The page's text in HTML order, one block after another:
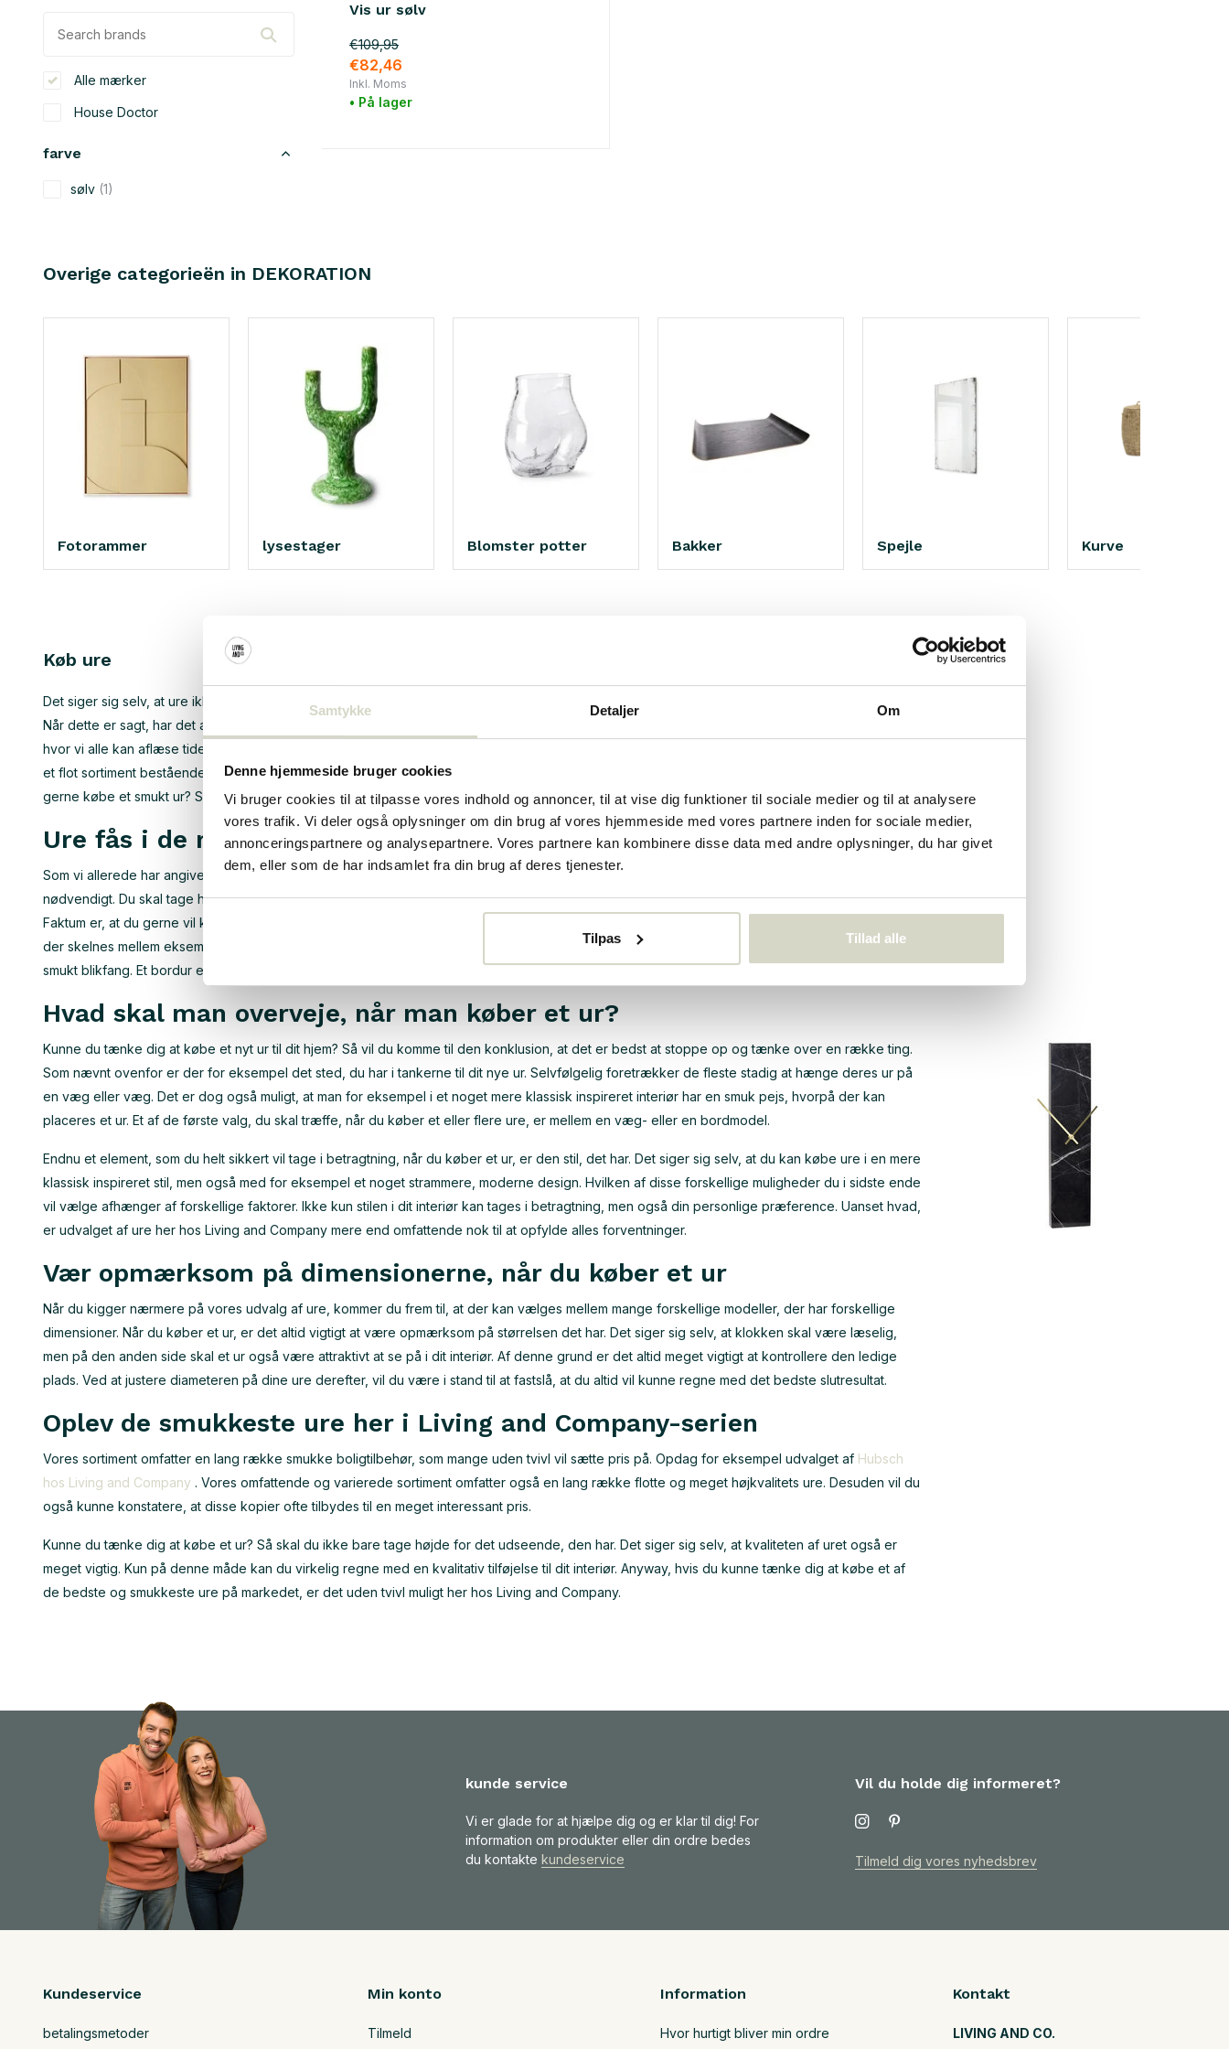
Samtykke Detaljer Om
Denne hjemmeside bruger cookies
Vi bruger cookies til at tilpasse vores indhold og annoncer, til at vise dig funktioner til sociale medier og til at analysere
vores trafik. Vi deler også oplysninger om din brug af vores hjemmeside med vores partnere inden for sociale medier,
annonceringspartnere og analysepartnere. Vores partnere kan kombinere disse data med andre oplysninger, du har givet
dem, eller som de har indsamlet fra din brug af deres tjenester.
Tilpas Tillad alle
Alle mærker
House Doctor
farve
sølv (1)
messing
Vis ur sølv
€109,95
€82,46
Inkl. Moms
• På lager
Overige categorieën in DEKORATION
Fotorammer lysestager Blomster potter Bakker Spejle Kurve
Køb ure
Det siger sig selv, at ure ikke længere kan ignoreres i vores indre. I første omgang vil de naturligvis holde os orienteret om det aktuelle tidspunkt.
Når dette er sagt, har det altid været sådan, at et ur også har en stærk dekorativ karakter. Det er derfor ikke for ingenting, at nu til dags, i tider
hvor vi alle kan aflæse tiden på vores smartphone, tilbydes ure i de mest forskelligartede stilarter. Her hos Living and Company har vi sammensat
et flot sortiment bestående af smukke stykker, der er blevet markedsført af forskellige mærker som
gerne købe et smukt ur? Så skulle det allerede nu stå klart, at du helt sikkert er kommet til det rigtige sted her hos Bo og Selskab.
Ure fås i de mest forskellige designs
Som vi allerede har angivet ovenfor, kan det i praksis fastslås, at ure i dag kan købes i en lang række stilarter og designs. Det er også
nødvendigt. Du skal tage højde for, at et ur næsten altid kan findes et fremtrædende sted i interiøret. Det vil naturligvis ikke overraske nogen.
Faktum er, at du gerne vil kunne aflæse tiden så effektivt som muligt i dit hjem. I hvert fald når du opdager vores sortiment, kommer du frem til, at
der skelnes mellem eksempelvis vægure og bordure. På trods af at sidstnævnte måske er lidt mindre populære i dag, er de stadig et meget
smukt blikfang. Et bordur er stadig bestemt værd at overveje.
Hvad skal man overveje, når man køber et ur?
Kunne du tænke dig at købe et nyt ur til dit hjem? Så vil du komme til den konklusion, at det er bedst at stoppe op og tænke over en række ting.
Som nævnt ovenfor er der for eksempel det sted, du har i tankerne til dit nye ur. Selvfølgelig foretrækker de fleste stadig at hænge deres ur på
en væg eller væg. Det er dog også muligt, at man for eksempel i et noget mere klassisk inspireret interiør har en smuk pejs, hvorpå der kan
placeres et ur. Et af de første valg, du skal træffe, når du køber et eller flere ure, er mellem en væg- eller en bordmodel.
Endnu et element, som du helt sikkert vil tage i betragtning, når du køber et ur, er den stil, det har. Det siger sig selv, at du kan købe ure i en mere
klassisk inspireret stil, men også med for eksempel et noget strammere, moderne design. Hvilken af disse forskellige muligheder du i sidste ende
vil vælge afhænger af forskellige faktorer. Ikke kun stilen i dit interiør kan tages i betragtning, men også din personlige præference. Uanset hvad,
er udvalget af ure her hos Living and Company mere end omfattende nok til at opfylde alles forventninger.
Vær opmærksom på dimensionerne, når du køber et ur
Når du kigger nærmere på vores udvalg af ure, kommer du frem til, at der kan vælges mellem mange forskellige modeller, der har forskellige
dimensioner. Når du køber et ur, er det altid vigtigt at være opmærksom på størrelsen det har. Det siger sig selv, at klokken skal være læselig,
men på den anden side skal et ur også være attraktivt at se på i dit interiør. Af denne grund er det altid meget vigtigt at kontrollere den ledige
plads. Ved at justere diameteren på dine ure derefter, vil du være i stand til at fastslå, at du altid vil kunne regne med det bedste slutresultat.
Oplev de smukkeste ure her i Living and Company-serien
Vores sortiment omfatter en lang række smukke boligtilbehør, som mange uden tvivl vil sætte pris på. Opdag for eksempel udvalget af Hubsch
hos Living and Company . Vores omfattende og varierede sortiment omfatter også en lang række flotte og meget højkvalitets ure. Desuden vil du
også kunne konstatere, at disse kopier ofte tilbydes til en meget interessant pris.
Kunne du tænke dig at købe et ur? Så skal du ikke bare tage højde for det udseende, den har. Det siger sig selv, at kvaliteten af uret også er
meget vigtig. Kun på denne måde kan du virkelig regne med en kvalitativ tilføjelse til dit interiør. Anyway, hvis du kunne tænke dig at købe et af
de bedste og smukkeste ure på markedet, er det uden tvivl muligt her hos Living and Company.
kunde service
Vi er glade for at hjælpe dig og er klar til dig! For
information om produkter eller din ordre bedes
du kontakte kundeservice
Vil du holde dig informeret?
Tilmeld dig vores nyhedsbrev
Kundeservice
betalingsmetoder
Min konto
Tilmeld
Information
Hvor hurtigt bliver min ordre
Kontakt
LIVING AND CO.